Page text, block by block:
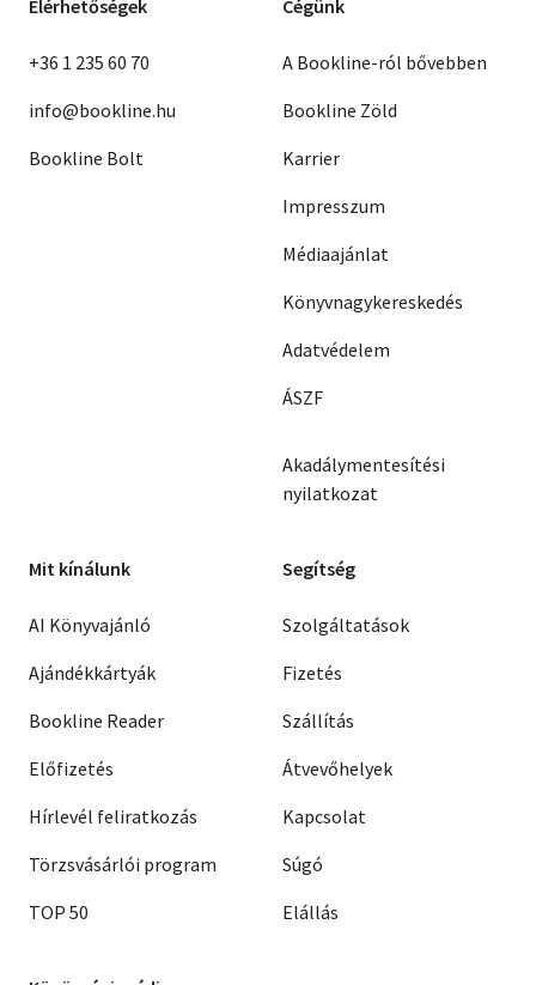
Elérhetőségek
+36 1 235 60 70
info@bookline.hu
Bookline Bolt
Cégünk
A Bookline-ról bővebben
Bookline Zöld
Karrier
Impresszum
Médiaajánlat
Könyvnagykereskedés
Adatvédelem
ÁSZF
Akadálymentesítési
nyilatkozat
Mit kínálunk
AI Könyvajánló
Ajándékkártyák
Bookline Reader
Előfizetés
Hírlevél feliratkozás
Törzsvásárlói program
TOP 50
Segítség
Szolgáltatások
Fizetés
Szállítás
Átvevőhelyek
Kapcsolat
Súgó
Elállás